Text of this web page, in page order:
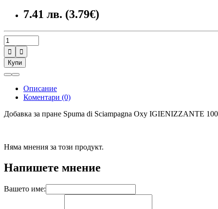
7.41 лв. (3.79€)


Купи
Описание
Коментари (0)
Добавка за пране Spuma di Sciampagna Oxy IGIENIZZANTE
Няма мнения за този продукт.
Напишете мнение
Вашето име: